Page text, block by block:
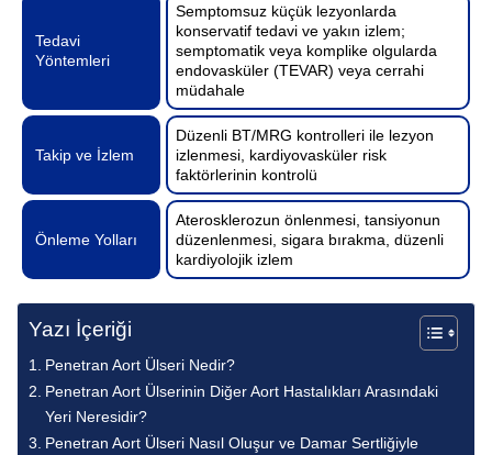
Tedavi
Yöntemleri
Semptomsuz küçük lezyonlarda
konservatif tedavi ve yakın izlem;
semptomatik veya komplike olgularda
endovasküler (TEVAR) veya cerrahi
müdahale
Takip ve İzlem
Düzenli BT/MRG kontrolleri ile lezyon
izlenmesi, kardiyovasküler risk
faktörlerinin kontrolü
Önleme Yolları
Aterosklerozun önlenmesi, tansiyonun
düzenlenmesi, sigara bırakma, düzenli
kardiyolojik izlem
Yazı İçeriği
Penetran Aort Ülseri Nedir?
Penetran Aort Ülserinin Diğer Aort Hastalıkları Arasındaki
Yeri Neresidir?
Penetran Aort Ülseri Nasıl Oluşur ve Damar Sertliğiyle